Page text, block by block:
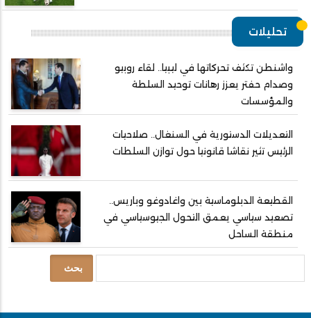
تحليلات
واشنطن تكثف تحركاتها في ليبيا.. لقاء روبيو
وصدام حفتر يعزز رهانات توحيد السلطة
والمؤسسات
التعديلات الدستورية في السنغال.. صلاحيات
الرئيس تثير نقاشا قانونيا حول توازن السلطات
القطيعة الدبلوماسية بين واغادوغو وباريس..
تصعيد سياسي يعمق التحول الجيوسياسي في
منطقة الساحل